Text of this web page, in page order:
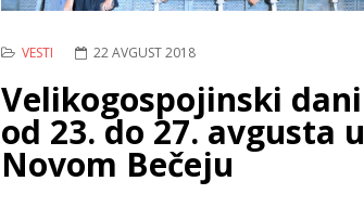
VESTI 22 AVGUST 2018
Velikogospojinski dani
od 23. do 27. avgusta u
Novom Bečeju